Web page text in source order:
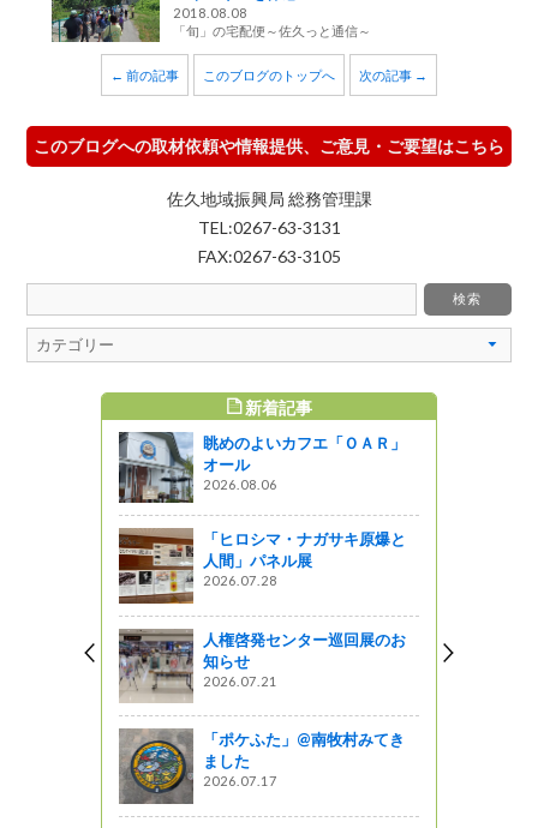
2018.08.08
「旬」の宅配便～佐久っと通信～
← 前の記事 このブログのトップへ 次の記事 →
このブログへの取材依頼や情報提供、ご意見・ご要望はこちら
佐久地域振興局 総務管理課
TEL:0267-63-3131
FAX:0267-63-3105
新着記事
眺めのよいカフエ「ＯＡＲ」
オール
2026.08.06
「ヒロシマ・ナガサキ原爆と
人間」パネル展
2026.07.28
人権啓発センター巡回展のお
知らせ
2026.07.21
「ポケふた」@南牧村みてき
ました
2026.07.17